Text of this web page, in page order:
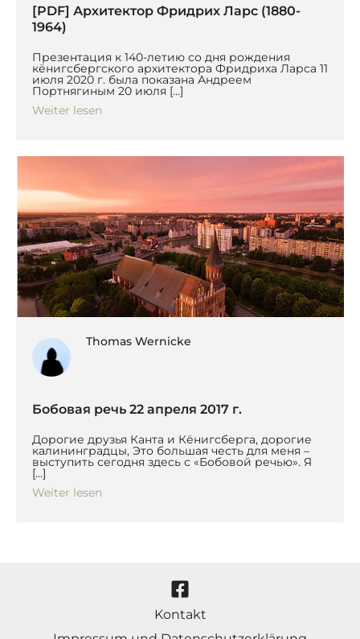
[PDF] Архитектор Фридрих Ларс (1880-
1964)
Презентация к 140-летию со дня рождения
кёнигсбергского архитектора Фридриха Ларса 11
июля 2020 г. была показана Андреем
Портнягиным 20 июля […]
Weiter lesen
Thomas Wernicke
Бобовая речь 22 апреля 2017 г.
Дорогие друзья Канта и Кёнигсберга, дорогие
калининградцы, Это большая честь для меня –
выступить сегодня здесь с «Бобовой речью». Я
[…]
Weiter lesen
Kontakt